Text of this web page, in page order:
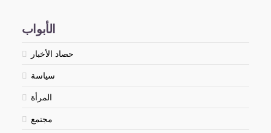
الأبواب
حصاد الأخبار
سياسة
المرأة
مجتمع